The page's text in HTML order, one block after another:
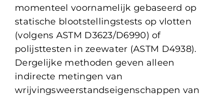
momenteel voornamelijk gebaseerd op
statische blootstellingstests op vlotten
(volgens ASTM D3623/D6990) of
polijsttesten in zeewater (ASTM D4938).
Dergelijke methoden geven alleen
indirecte metingen van
wrijvingsweerstandseigenschappen van